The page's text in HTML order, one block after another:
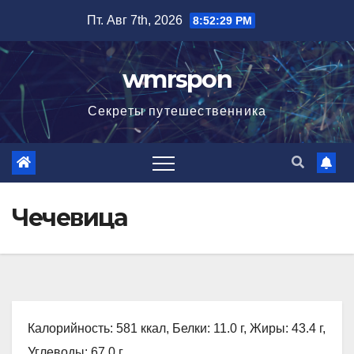
содержимому
Пт. Авг 7th, 2026 8:52:30 PM
wmrspon
Секреты путешественника
Чечевица
Калорийность: 581 ккал, Белки: 11.0 г, Жиры: 43.4 г,